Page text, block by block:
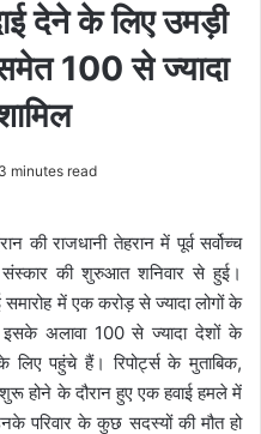
देने के लिए उमड़ी
100 से ज्यादा
3 minutes read
की राजधानी तेहरान में पूर्व सर्वोच्च
की शुरुआत शनिवार से हुई।
में एक करोड़ से ज्यादा लोगों के
इसके अलावा 100 से ज्यादा देशों के
लिए पहुंचे हैं। रिपोर्ट्स के मुताबिक,
होने के दौरान हुए एक हवाई हमले में
परिवार के कुछ सदस्यों की मौत हो